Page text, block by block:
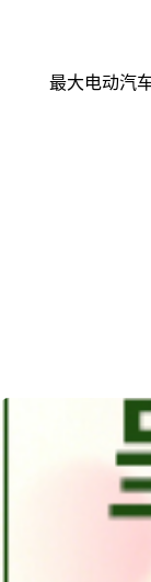
最大电动汽